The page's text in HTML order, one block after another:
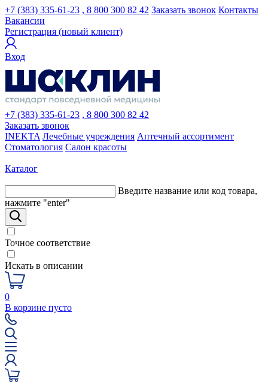
+7 (383) 335-61-23 , 8 800 300 82 42 Заказать звонок Контакты
Вакансии
Регистрация (новый клиент)
Вход
+7 (383) 335-61-23 , 8 800 300 82 42
Заказать звонок
INEKTA Лечебные учреждения Аптечный ассортимент
Стоматология Салон красоты
Каталог
Введите название или код товара,
нажмите "enter"
Точное соответствие
Искать в описании
0
В корзине пусто